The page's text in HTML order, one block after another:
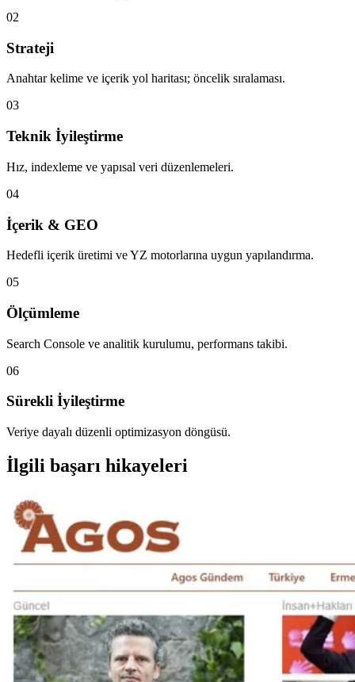
02
Strateji
Anahtar kelime ve içerik yol haritası; öncelik sıralaması.
03
Teknik İyileştirme
Hız, indexleme ve yapısal veri düzenlemeleri.
04
İçerik & GEO
Hedefli içerik üretimi ve YZ motorlarına uygun yapılandırma.
05
Ölçümleme
Search Console ve analitik kurulumu, performans takibi.
06
Sürekli İyileştirme
Veriye dayalı düzenli optimizasyon döngüsü.
İlgili başarı hikayeleri